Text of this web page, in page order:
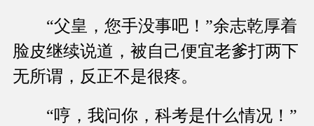
“父皇，您手没事吧！”余志乾厚着
脸皮继续说道，被自己便宜老爹打两下
无所谓，反正不是很疼。
“哼，我问你，科考是什么情况！”